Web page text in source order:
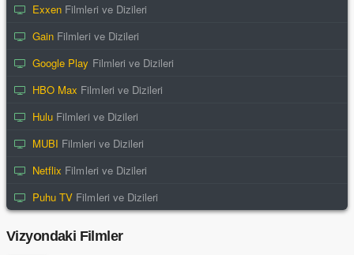
Exxen Filmleri ve Dizileri
Gain Filmleri ve Dizileri
Google Play Filmleri ve Dizileri
HBO Max Filmleri ve Dizileri
Hulu Filmleri ve Dizileri
MUBI Filmleri ve Dizileri
Netflix Filmleri ve Dizileri
Puhu TV Filmleri ve Dizileri
Vizyondaki Filmler